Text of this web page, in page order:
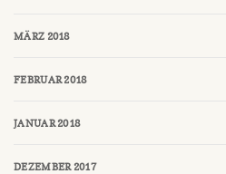
MÄRZ 2018
FEBRUAR 2018
JANUAR 2018
DEZEMBER 2017